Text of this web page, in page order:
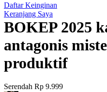
Philips Avent
Pigeon
Playgro
Ponycycle
Puma
Daftar Keinginan
Keranjang Saya
BOKEP 2025
antagonis
produktif
Serendah Rp 9.999